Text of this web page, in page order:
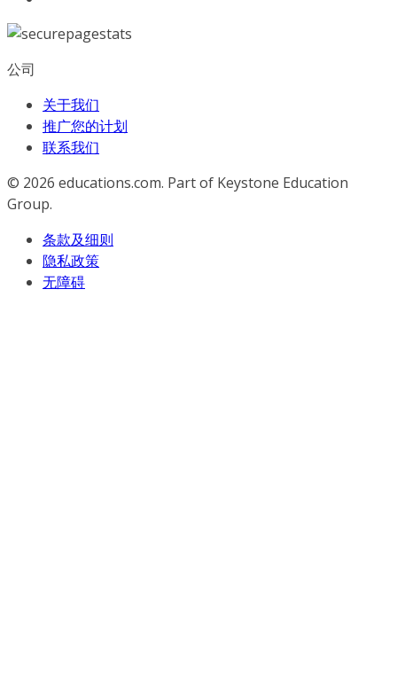
公司
关于我们
推广您的计划
联系我们
© 2026 educations.com. Part of Keystone Education
Group.
条款及细则
隐私政策
无障碍